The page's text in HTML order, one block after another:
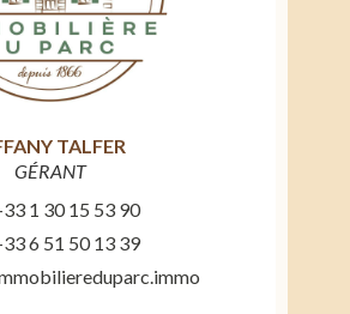
TALFER
GÉRANT
1 30 15 53 90
6 51 50 13 39